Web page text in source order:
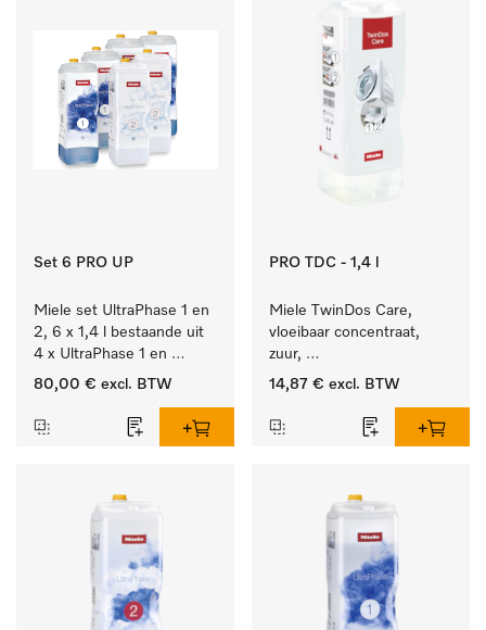
Set 6 PRO UP
Miele set UltraPhase 1 en
2, 6 x 1,4 l bestaande uit
4 x UltraPhase 1 en
2 x UltraPhase 2.
80,00 € excl. BTW
PRO TDC - 1,4 l
Miele TwinDos Care,
vloeibaar concentraat,
zuur,
1,4 l Reinigingsmiddel
doseersysteem.
14,87 € excl. BTW